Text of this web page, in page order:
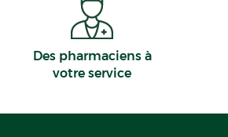
Des pharmaciens à
votre service